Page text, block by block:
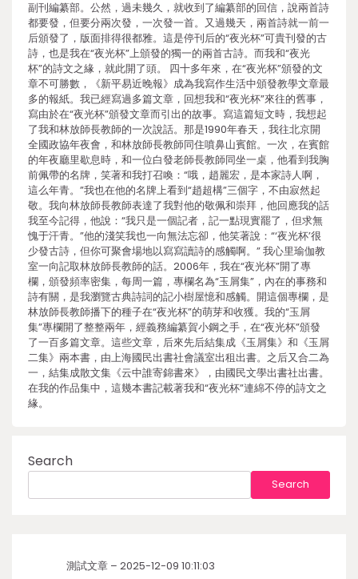
副刊編纂部。公然，過未幾久，就收到了編纂部的回信，說兩首詩
都要發，但要分兩次發，一次發一首。又過幾天，兩首詩就一前一
后頒發了，版面排得很都雅。這是停刊后的“夜光杯”可貴刊發的古
詩，也是我在“夜光杯”上頒發的獨一的兩首古詩。而我和“夜光
杯”的詩文之緣，就此開了頭。 四十多年來，在“夜光杯”頒發的文
章不可勝數，《新平易近晚報》成為我寫作生活中頒發教學文章最
多的報紙。我已經寫過多篇文章，回想我和“夜光杯”來往的舊事，
寫由於在“夜光杯”頒發文章而引出的故事。寫這篇短文時，我想起
了我和林放師長教師的一次說話。那是1990年春天，我往北京開
全國政協年夜會，和林放師長教師同住噴鼻山賓館。一次，在賓館
的年夜廳里歇息時，和一位白發老師長教師同坐一桌，他看到我胸
前佩帶的名牌，笑著和我打召喚：“哦，趙麗宏，是本家詩人啊，
這么年青。”我也在他的名牌上看到“趙超構”三個字，不由寂然起
敬。我向林放師長教師表達了我對他的敬佩和崇拜，他回應我的話
我至今記得，他說：“我只是一個記者，記一點現實罷了，但求無
愧于汗青。”他的淺笑我也一向無法忘卻，他笑著說：“‘夜光杯’很
少發古詩，但你可聚會場地以寫寫讀詩的感觸啊。” 我心里瑜伽教
室一向記取林放師長教師的話。2006年，我在“夜光杯”開了專
欄，頒發頻率密集，每周一篇，專欄名為“玉屑集”，內在的事務和
詩有關，是我瀏覽古典詩詞的記小樹屋憶和感觸。開這個專欄，是
林放師長教師播下的種子在“夜光杯”的萌芽和收獲。我的“玉屑
集”專欄開了整整兩年，經義務編纂賀小鋼之手，在“夜光杯”頒發
了一百多篇文章。這些文章，后來先后結集成《玉屑集》和《玉屑
二集》兩本書，由上海國民出書社會議室出租出書。之后又合二為
一，結集成散文集《云中誰寄錦書來》，由國民文學出書社出書。
在我的作品集中，這幾本書記載著我和“夜光杯”連綿不停的詩文之
緣。
Search
Search
測試文章 – 2025-12-09 10:11:03